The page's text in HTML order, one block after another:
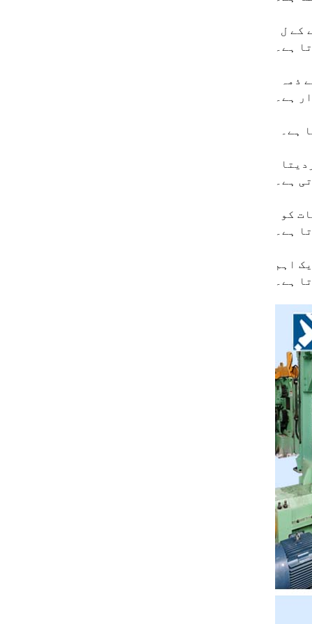
ہے۔
ہے۔
ہے۔
ہے۔
ہے۔
اہم
ہے۔